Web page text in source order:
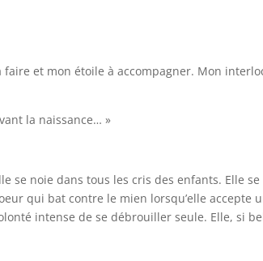
et mon étoile à accompagner. Mon
la naissance… »
se noie dans tous les cris des enfants. Elle
qui bat contre le mien lorsqu’elle accepte
intense de se débrouiller seule. Elle, si